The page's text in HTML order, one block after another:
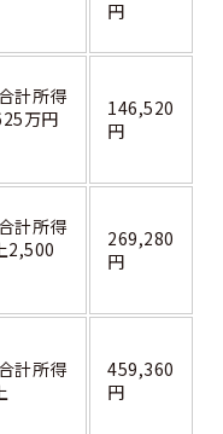
円
計所得
万円
146,520
円
計所得
2,500
269,280
円
計所得
459,360
円